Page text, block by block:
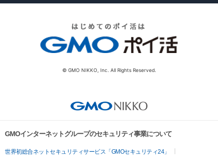
© GMO NIKKO, Inc. All Rights Reserved.
GMOインターネットグループのセキュリティ事業について
世界初総合ネットセキュリティサービス「GMOセキュリティ24」